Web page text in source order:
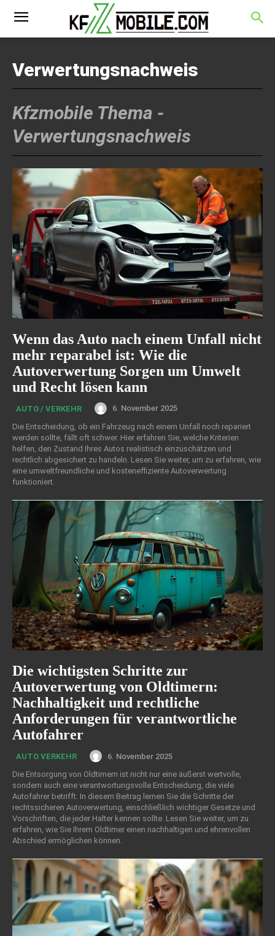
Verwertungsnachweis
Kfzmobile Thema -
Verwertungsnachweis
Wenn das Auto nach einem Unfall nicht
mehr reparabel ist: Wie die
Autoverwertung Sorgen um Umwelt
und Recht lösen kann
AUTO / VERKEHR
6. November 2025
Die Entscheidung, ob ein Fahrzeug nach einem Unfall noch repariert
werden sollte, fällt oft schwer. Hier erfahren Sie, welche Kriterien
helfen, den Zustand Ihres Autos realistisch einzuschätzen und
rechtlich abgesichert zu handeln. Lesen Sie weiter, um zu erfahren, wie
eine umweltfreundliche und kosteneffiziente Autoverwertung
funktioniert.
Die wichtigsten Schritte zur
Autoverwertung von Oldtimern:
Nachhaltigkeit und rechtliche
Anforderungen für verantwortliche
Autofahrer
AUTO VERKEHR
6. November 2025
Die Entsorgung von Oldtimern ist nicht nur eine äußerst wertvolle,
sondern auch eine verantwortungsvolle Entscheidung, die viele
Autofahrer betrifft. In diesem Beitrag lernen Sie die Schritte der
rechtssicheren Autoverwertung, einschließlich wichtiger Gesetze und
Vorschriften, die jeder Halter kennen sollte. Lesen Sie weiter, um zu
erfahren, wie Sie Ihrem Oldtimer einen nachhaltigen und ehrenvollen
Abschied ermöglichen können.